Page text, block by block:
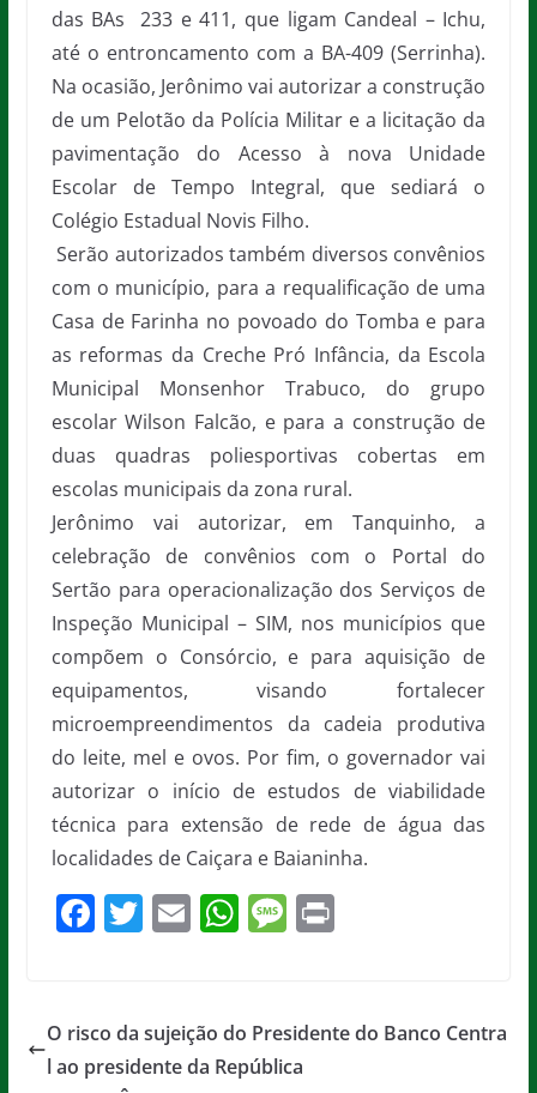
das BAs 233 e 411, que ligam Candeal – Ichu,
até o entroncamento com a BA-409 (Serrinha).
Na ocasião, Jerônimo vai autorizar a construção
de um Pelotão da Polícia Militar e a licitação da
pavimentação do Acesso à nova Unidade
Escolar de Tempo Integral, que sediará o
Colégio Estadual Novis Filho.
Serão autorizados também diversos convênios
com o município, para a requalificação de uma
Casa de Farinha no povoado do Tomba e para
as reformas da Creche Pró Infância, da Escola
Municipal Monsenhor Trabuco, do grupo
escolar Wilson Falcão, e para a construção de
duas quadras poliesportivas cobertas em
escolas municipais da zona rural.
Jerônimo vai autorizar, em Tanquinho, a
celebração de convênios com o Portal do
Sertão para operacionalização dos Serviços de
Inspeção Municipal – SIM, nos municípios que
compõem o Consórcio, e para aquisição de
equipamentos, visando fortalecer
microempreendimentos da cadeia produtiva
do leite, mel e ovos. Por fim, o governador vai
autorizar o início de estudos de viabilidade
técnica para extensão de rede de água das
localidades de Caiçara e Baianinha.
F
e
b
T
er
E
l
W
s
A
M
a
g
Pr
O risco da sujeição do Presidente do Banco Centra
l ao presidente da República